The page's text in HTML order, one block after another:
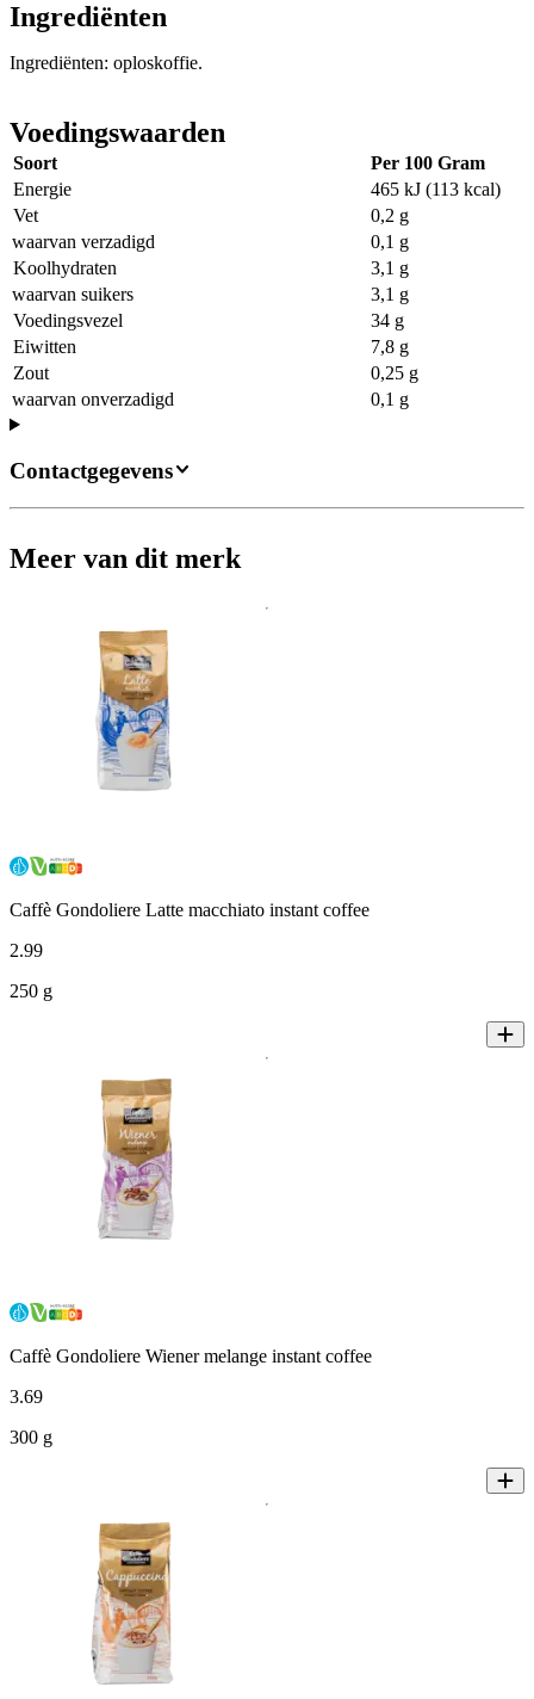
Ingrediënten
Ingrediënten: oploskoffie.
Voedingswaarden
Soort
Per 100 Gram
Energie
465 kJ (113 kcal)
Vet
0,2 g
waarvan verzadigd
0,1 g
Koolhydraten
3,1 g
waarvan suikers
3,1 g
Voedingsvezel
34 g
Eiwitten
7,8 g
Zout
0,25 g
waarvan onverzadigd
0,1 g
Contactgegevens
Meer van dit merk
Caffè Gondoliere Latte macchiato instant coffee
2.99
250 g
Caffè Gondoliere Wiener melange instant coffee
3.69
300 g